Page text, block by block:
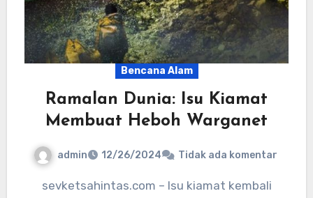
Bencana Alam
Ramalan Dunia: Isu Kiamat
Membuat Heboh Warganet
admin 12/26/2024 Tidak ada komentar
sevketsahintas.com – Isu kiamat kembali